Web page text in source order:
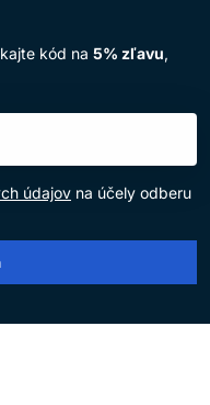
kód na 5% zľavu,
údajov na účely odberu